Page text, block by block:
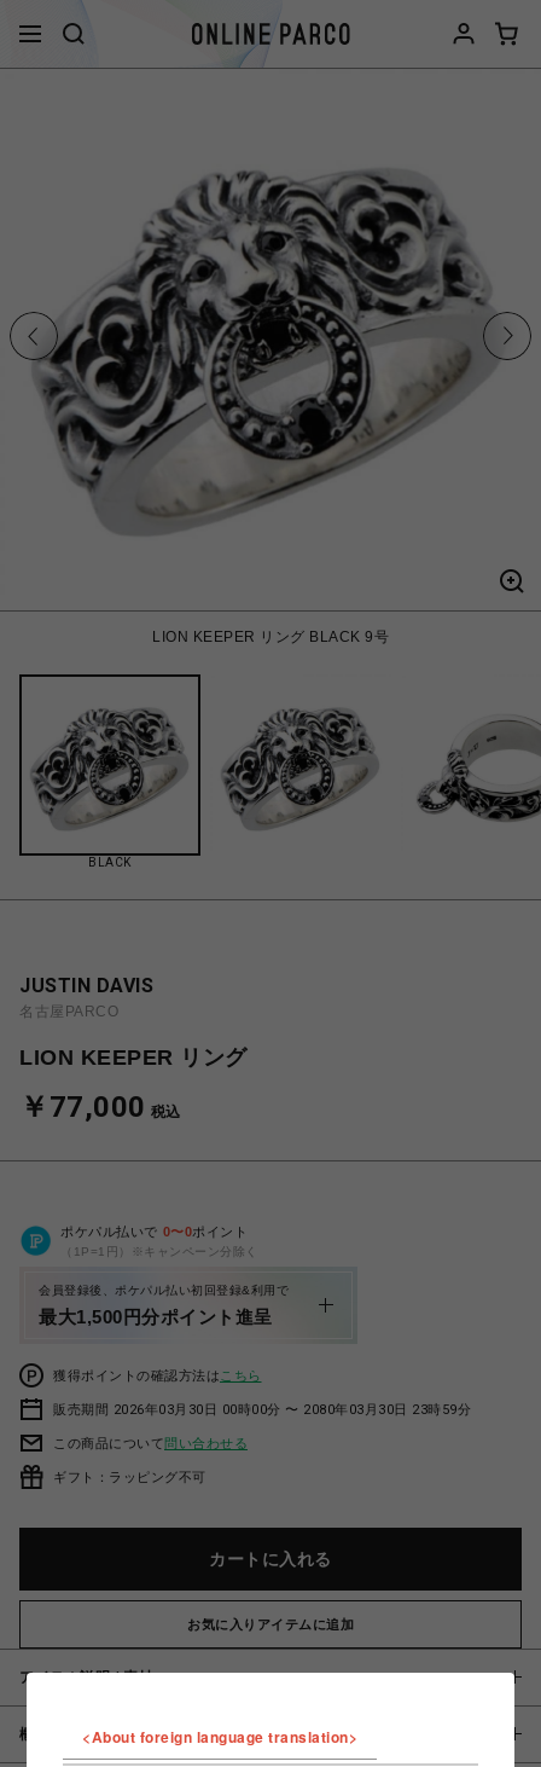
LION KEEPER リング BLACK 9号
BLACK
JUSTIN DAVIS
名古屋PARCO
LION KEEPER リング
￥77,000 税込
ポケパル払いで 0〜0ポイント
（1P=1円）※キャンペーン分除く
会員登録後、ポケパル払い初回登録&利用で
最大1,500円分ポイント進呈
獲得ポイントの確認方法は こちら
販売期間 2026年03月30日 00時00分 〜 2080年03月30日 23時59分
この商品について問い合わせる
ギフト：ラッピング不可
カートに入れる
お気に入りアイテムに追加
アイテム説明 / 素材
概要 <About foreign language translation>